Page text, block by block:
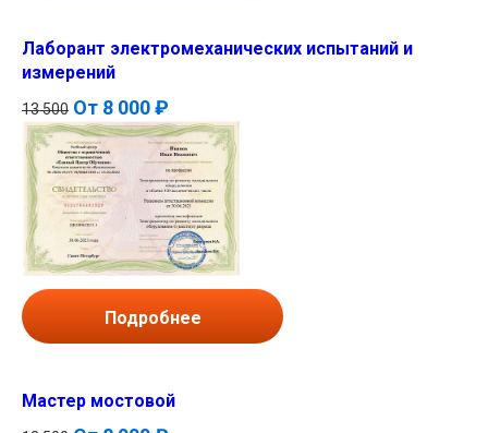
Лаборант электромеханических испытаний и
измерений
13 500 От 8 000 ₽
Подробнее
Мастер мостовой